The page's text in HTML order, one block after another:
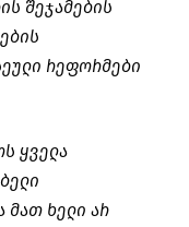
შეჯამების
რეფორმები
ყველა
მათ ხელი არ